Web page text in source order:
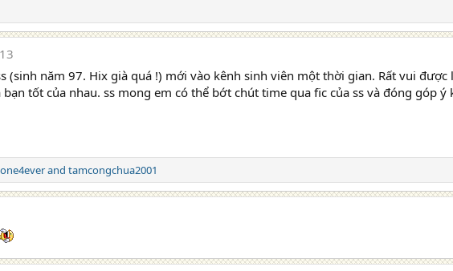
(sinh năm 97. Hix già quá !) mới vào kênh sinh viên một thời gian. Rất vui được
tốt của nhau. ss mong em có thể bớt chút time qua fic của ss và đóng góp ý
and tamcongchua2001